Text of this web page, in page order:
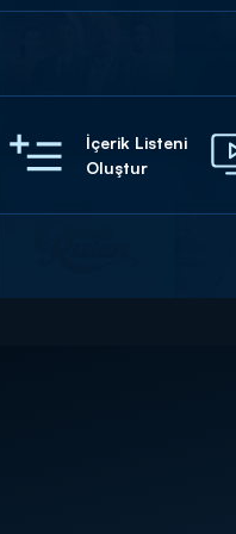
İçerik Listeni
Oluştur